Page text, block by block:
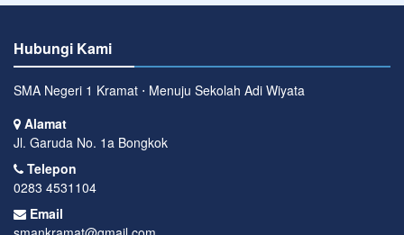
Hubungi Kami
SMA Negeri 1 Kramat ⋅ Menuju Sekolah Adi Wiyata
Alamat
Jl. Garuda No. 1a Bongkok
Telepon
0283 4531104
Email